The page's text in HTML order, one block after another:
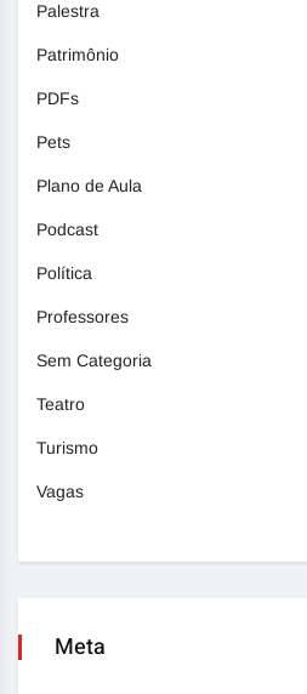
Palestra
Patrimônio
PDFs
Pets
Plano de Aula
Podcast
Política
Professores
Sem Categoria
Teatro
Turismo
Vagas
Meta